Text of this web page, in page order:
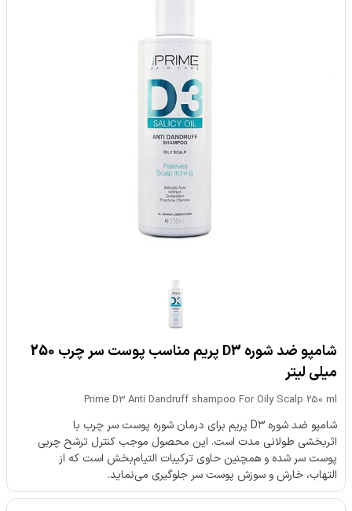
شامپو ضد شوره D3 پریم مناسب پوست سر چرب 250
میلی لیتر
Prime D3 Anti Dandruff shampoo For Oily Scalp 250 ml
شامپو ضد شوره D۳ پریم برای درمان شوره پوست سر چرب با
اثربخشی طولانی مدت است. این محصول موجب کنترل ترشح چربی
پوست سر شده و همچنین حاوی ترکیبات التیام‌بخش است که از
التهاب، خارش و سوزش پوست سر جلوگیری می‌نماید.